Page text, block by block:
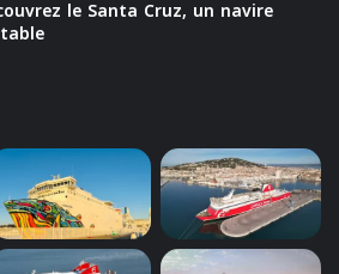
le Santa Cruz, un navire